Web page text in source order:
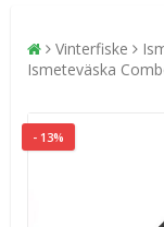
Vinterfiske
Ismeteväska
- 13%